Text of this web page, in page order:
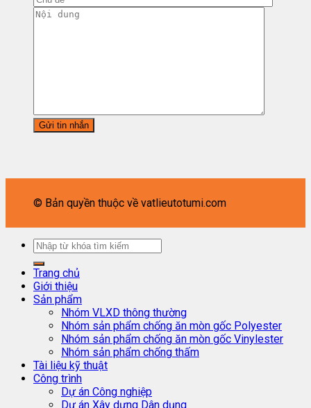
© Bản quyền thuộc về vatlieutotumi.com
Trang chủ
Giới thiệu
Sản phẩm
Nhóm VLXD thông thường
Nhóm sản phẩm chống ăn mòn gốc Polyester
Nhóm sản phẩm chống ăn mòn gốc Vinylester
Nhóm sản phẩm chống thấm
Tài liệu kỹ thuật
Công trình
Dự án Công nghiệp
Dự án Xây dựng Dân dụng